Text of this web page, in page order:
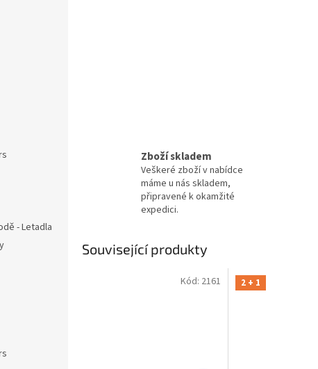
- Letadla
Zboží skladem
Veškeré zboží v nabídce
máme u nás skladem,
připravené k okamžité
expedici.
Související produkty
Kód: 2161 2 + 1